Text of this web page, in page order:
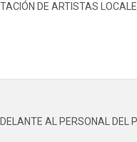
DE ARTISTAS
AL PERSONAL DEL